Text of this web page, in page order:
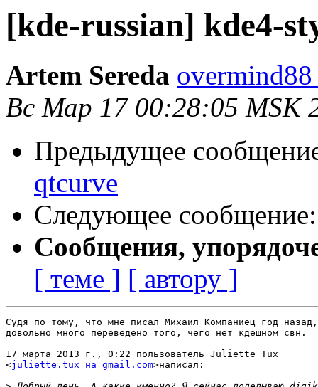
[kde-russian] kde4-
Artem Sereda
Вс Мар 17 00:28:05 MSK
Предыдущее
qtcurve
Следующее
Сообщения,
[ теме ] [ автору ]
Судя по тому, что мне писал Михаил Компаниец год
довольно много переведено того, чего нет кдешном свн.
17 марта 2013 г., 0:22 пользователь Juliette Tux
<juliette.tux на gmail.com>написал: